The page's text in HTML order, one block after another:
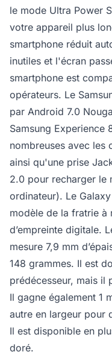
le mode Ultra Power
votre appareil plus
smartphone réduit
inutiles et l'écran
smartphone est
opérateurs. Le
par Android 7.0
Samsung Experience
nombreuses avec les
ainsi qu'une prise
2.0 pour recharger le
ordinateur). Le
modèle de la fratrie à
d’empreinte digitale.
mesure 7,9 mm
148 grammes. Il est
prédécesseur, mais il
Il gagne également 1
autre en largeur pour
Il est disponible en
doré.